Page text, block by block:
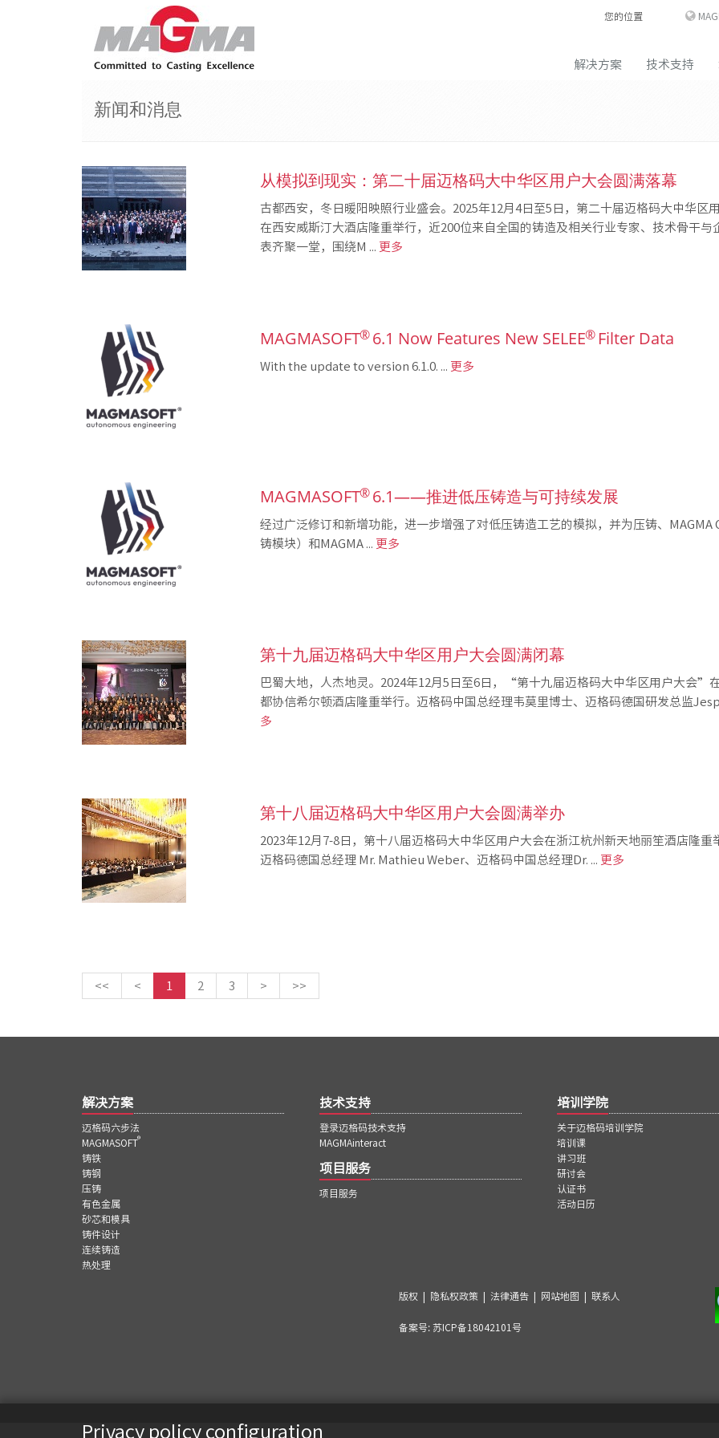
您的位置
解决方案 技术支持
新闻和消息
从模拟到现实：第二十届迈格码大中华区用户大会圆满落幕
古都西安，冬日暖阳映照行业盛会。2025年12月4日至5日，第二十届迈格码大中华区
在西安威斯汀大酒店隆重举行，近200位来自全国的铸造及相关行业专家、技术骨干与
表齐聚一堂，围绕M ... 更多
MAGMASOFT
®6.1 Now Features New SELEE
®Filter Data
With the update to version 6.1.0. ... 更多
MAGMASOFT
®6.1——推进低压铸造与可持续发展
经过广泛修订和新增功能，进一步增强了对低压铸造工艺的模拟，并为压铸、MAGMA
铸模块）和MAGMA ... 更多
第十九届迈格码大中华区用户大会圆满闭幕
巴蜀大地，人杰地灵。2024年12月5日至6日，“第十九届迈格码大中华区用户大会”
都协信希尔顿酒店隆重举行。迈格码中国总经理韦莫里博士、迈格码德国研发总监
多
第十八届迈格码大中华区用户大会圆满举办
2023年12月7-8日，第十八届迈格码大中华区用户大会在浙江杭州新天地丽笙酒店隆重
迈格码德国总经理 Mr. Mathieu Weber、迈格码中国总经理Dr. ... 更多
<< < 1 2 3 > >>
解决方案
迈格码六步法
MAGMASOFT®
铸铁
铸钢
压铸
有色金属
砂芯和模具
铸件设计
连续铸造
热处理
技术支持
登录迈格码技术支持
MAGMAinteract
项目服务
项目服务
培训学院
关于迈格码培训学院
培训课
讲习班
研讨会
认证书
活动日历
版权 隐私权政策| 法律通告| 网站地图 联系人
备案号: 苏ICP备18042101号
Privacy policy configuration